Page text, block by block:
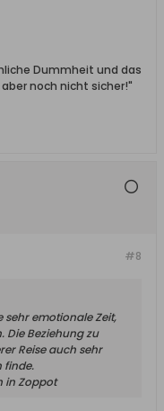
Dummheit und das
noch nicht sicher!"
#8
sehr emotionale Zeit,
Die Beziehung zu
Reise auch sehr
finde.
in Zoppot